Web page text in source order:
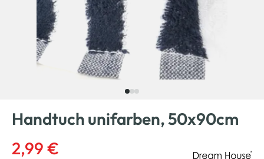
Handtuch unifarben, 50x90cm
2,99 €